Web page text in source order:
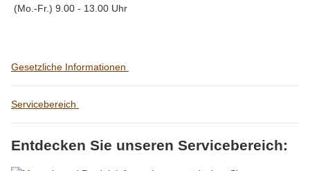
(Mo.-Fr.) 9.00 - 13.00 Uhr
Gesetzliche Informationen
Servicebereich
Entdecken Sie unseren Servicebereich: